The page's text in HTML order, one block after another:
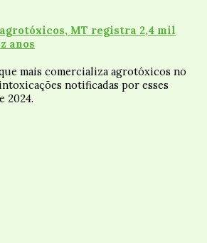
MT registra 2,4 mil
anos
mais comercializa agrotóxicos no
notificadas por esses
2024.